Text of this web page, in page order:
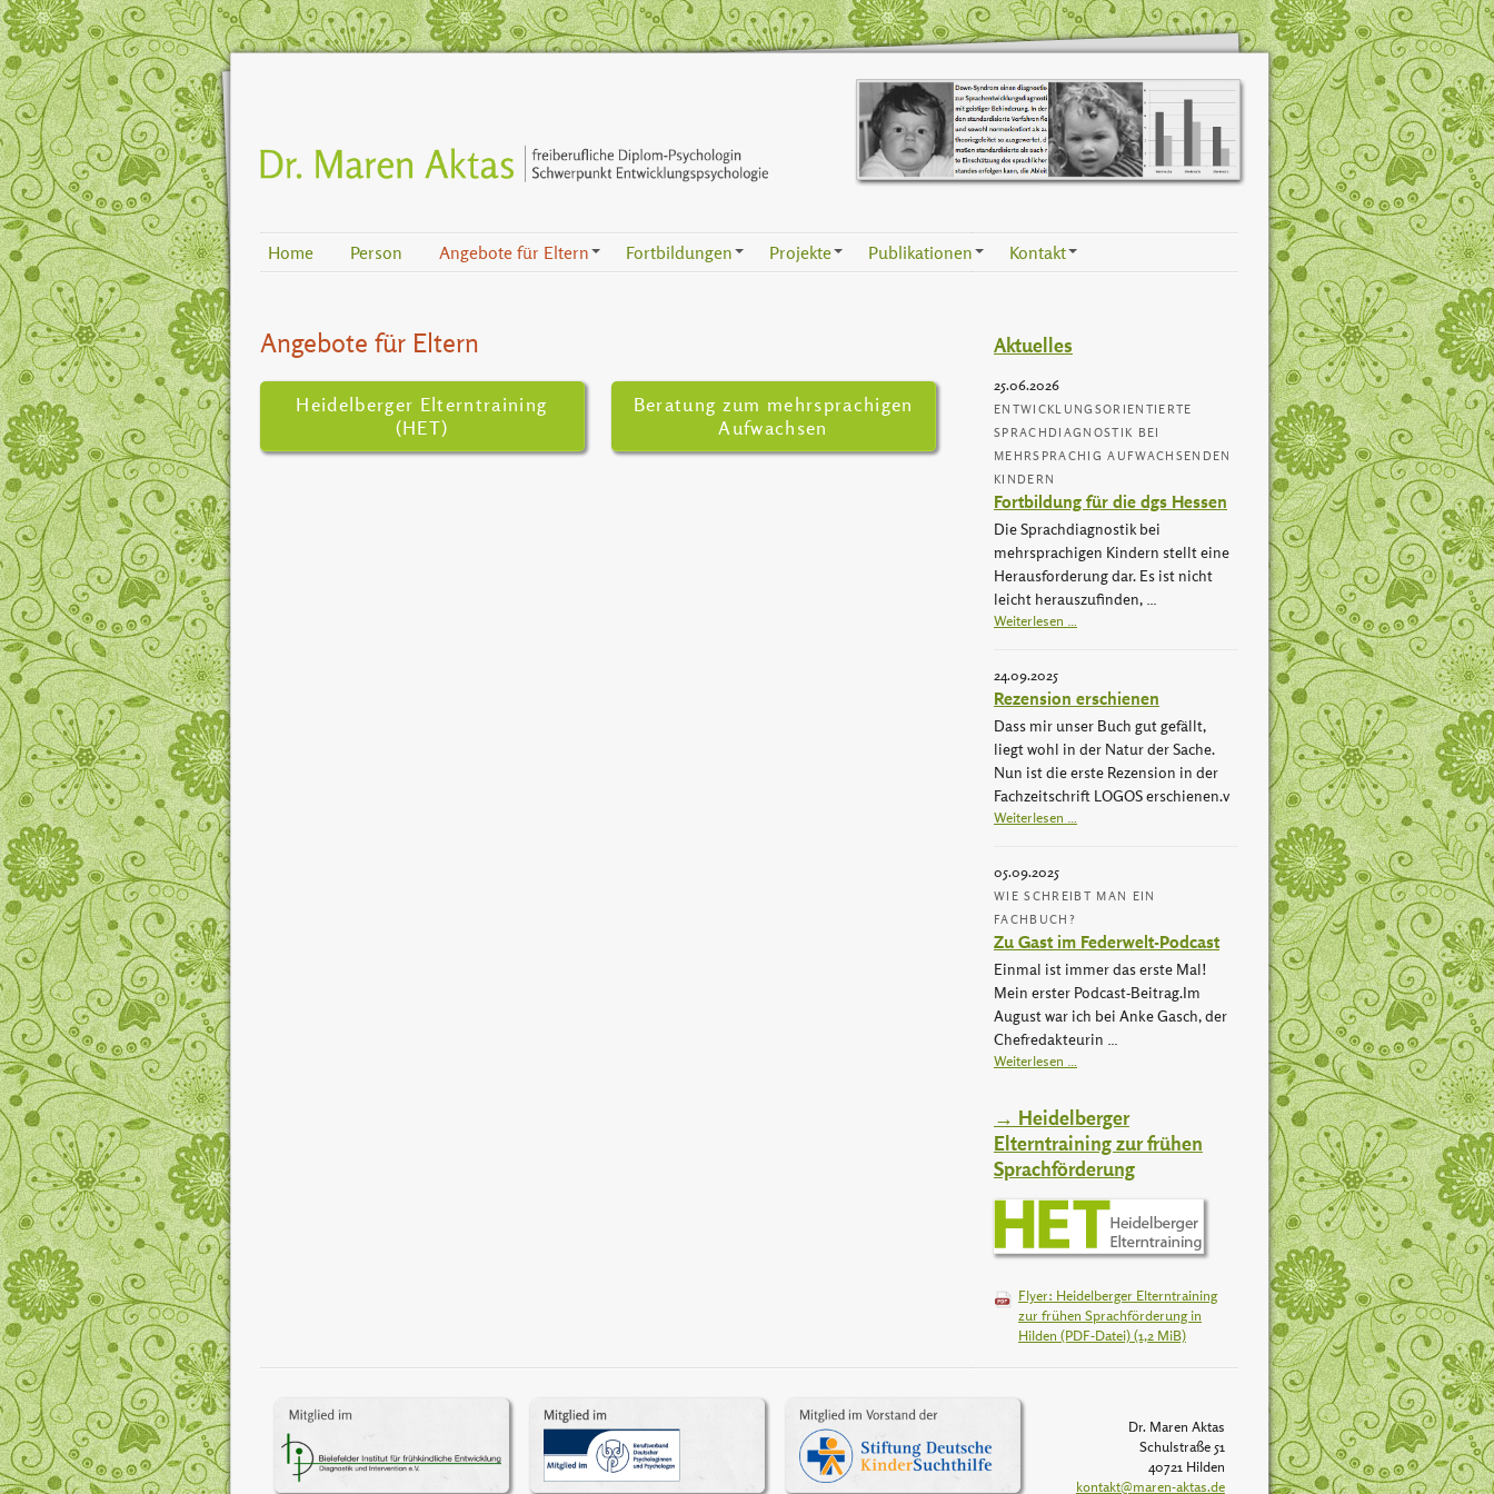
Home Person Angebote für Eltern Fortbildungen Projekte Publikationen Kontakt
Angebote für Eltern
Heidelberger Elterntraining
(HET)
Beratung zum mehrsprachigen
Aufwachsen
Aktuelles
25.06.2026
ENTWICKLUNGSORIENTIERTE
SPRACHDIAGNOSTIK BEI
MEHRSPRACHIG AUFWACHSENDEN
KINDERN
Fortbildung für die dgs Hessen
Die Sprachdiagnostik bei
mehrsprachigen Kindern stellt eine
Herausforderung dar. Es ist nicht
leicht herauszufinden, …
Weiterlesen …
24.09.2025
Rezension erschienen
Dass mir unser Buch gut gefällt,
liegt wohl in der Natur der Sache.
Nun ist die erste Rezension in der
Fachzeitschrift LOGOS erschienen.v
Weiterlesen …
05.09.2025
WIE SCHREIBT MAN EIN
FACHBUCH?
Zu Gast im Federwelt-Podcast
Einmal ist immer das erste Mal!
Mein erster Podcast-Beitrag.Im
August war ich bei Anke Gasch, der
Chefredakteurin …
Weiterlesen …
→ Heidelberger
Elterntraining zur frühen
Sprachförderung
Flyer: Heidelberger Elterntraining
zur frühen Sprachförderung in
Hilden (PDF-Datei)(1,2 MiB)
Dr. Maren Aktas
Schulstraße 51
40721 Hilden
kontakt@maren-aktas.de